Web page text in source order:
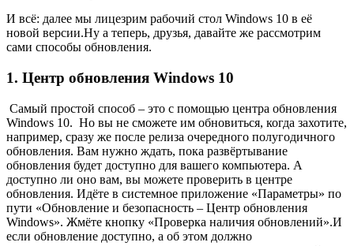
И всё: далее мы лицезрим рабочий стол Windows 10 в её
новой версии.Ну а теперь, друзья, давайте же рассмотрим
сами способы обновления.
1. Центр обновления Windows 10
Самый простой способ – это с помощью центра обновления
Windows 10. Но вы не сможете им обновиться, когда захотите,
например, сразу же после релиза очередного полугодичного
обновления. Вам нужно ждать, пока развёртывание
обновления будет доступно для вашего компьютера. А
доступно ли оно вам, вы можете проверить в центре
обновления. Идёте в системное приложение «Параметры» по
пути «Обновление и безопасность – Центр обновления
Windows». Жмёте кнопку «Проверка наличия обновлений».И
если обновление доступно, а об этом должно